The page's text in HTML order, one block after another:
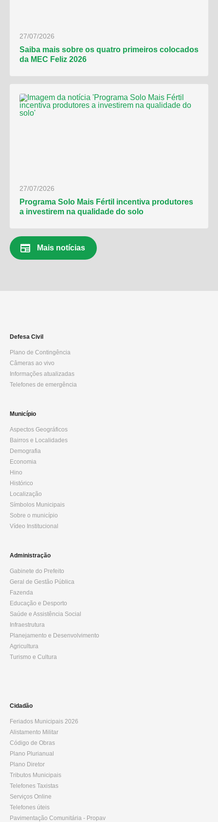
27/07/2026
Saiba mais sobre os quatro primeiros colocados
da MEC Feliz 2026
27/07/2026
Programa Solo Mais Fértil incentiva produtores
a investirem na qualidade do solo
newspaper Mais notícias
Defesa Civil
Plano de Contingência
Câmeras ao vivo
Informações atualizadas
Telefones de emergência
Município
Aspectos Geográficos
Bairros e Localidades
Demografia
Economia
Hino
Histórico
Localização
Símbolos Municipais
Sobre o município
Vídeo Institucional
Administração
Gabinete do Prefeito
Geral de Gestão Pública
Fazenda
Educação e Desporto
Saúde e Assistência Social
Infraestrutura
Planejamento e Desenvolvimento
Agricultura
Turismo e Cultura
Cidadão
Feriados Municipais 2026
Alistamento Militar
Código de Obras
Plano Plurianual
Plano Diretor
Tributos Municipais
Telefones Taxistas
Serviços Online
Telefones úteis
Pavimentação Comunitária - Propav